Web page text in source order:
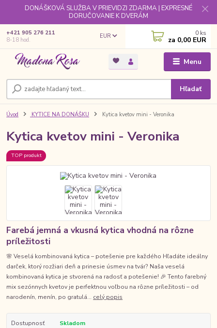
DONÁŠKOVÁ SLUŽBA V PRIEVIDZI ZDARMA | EXPRESNÉ
DORUČOVANIE K DVERÁM
Menu
EUR
Hľadať
+421 905 276 211
8-18 hod.
0 ks
za 0,00 EUR
Úvod KYTICE NA DONÁŠKU Kytica kvetov mini - Veronika
Kytica kvetov mini - Veronika
TOP produkt
Farebá jemná a vkusná kytica vhodná na rôzne
príležitosti
🌸 Veselá kombinovaná kytica – potešenie pre každého Hľadáte ideálny
darček, ktorý rozžiari deň a prinesie úsmev na tvár? Naša veselá
kombinovaná kytica je stvorená na radosť a potešenie! 🎉 Tento farebný
mix sezónnych kvetov je perfektnou voľbou na rôzne príležitosti – od
narodenín, menín, po gratulá... celý popis
Dostupnosť Skladom